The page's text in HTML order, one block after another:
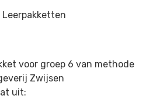
Leerpakketten
voor groep 6 van methode
Zwijsen
uit: